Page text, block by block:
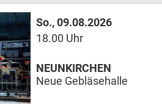
So., 09.08.2026
18.00 Uhr
NEUNKIRCHEN
Neue Gebläsehalle